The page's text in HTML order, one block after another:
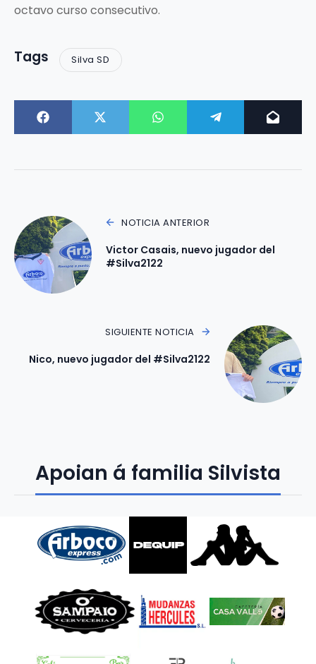
octavo curso consecutivo.
Tags Silva SD
NOTICIA ANTERIOR
Victor Casais, nuevo jugador del
#Silva2122
SIGUIENTE NOTICIA
Nico, nuevo jugador del #Silva2122
Apoian á familia Silvista